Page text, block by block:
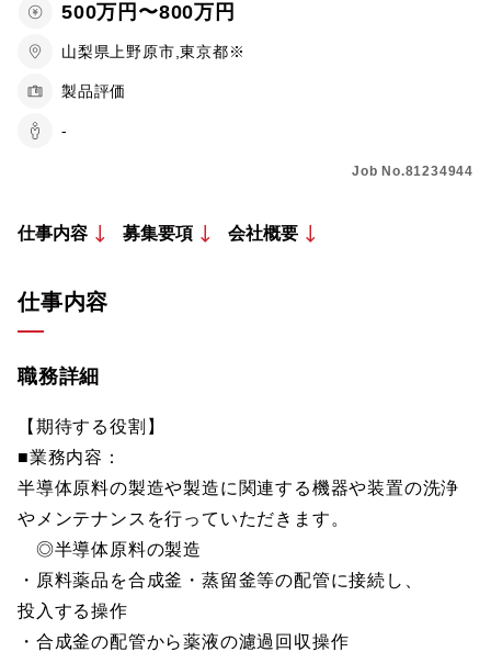
500万円〜800万円
山梨県上野原市,東京都※
製品評価
-
Job No.81234944
仕事内容 募集要項 会社概要
仕事内容
職務詳細
【期待する役割】
■業務内容：
半導体原料の製造や製造に関連する機器や装置の洗浄
やメンテナンスを行っていただきます。
◎半導体原料の製造
・原料薬品を合成釜・蒸留釜等の配管に接続し、
投入する操作
・合成釜の配管から薬液の濾過回収操作